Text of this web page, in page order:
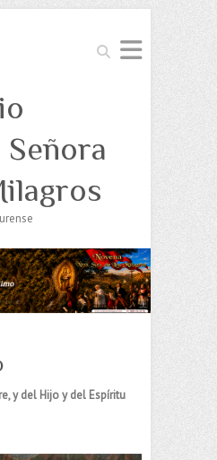
Buscar
y del Hijo y del Espíritu